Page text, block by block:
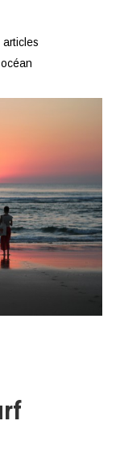
articles
océan